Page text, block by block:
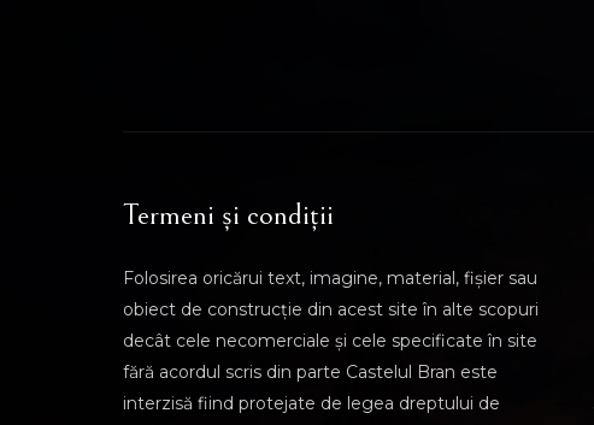
Termeni și condiții
Folosirea oricărui text, imagine, material, fișier sau
obiect de construcție din acest site în alte scopuri
decât cele necomerciale și cele specificate în site
fără acordul scris din parte Castelul Bran este
interzisă fiind protejate de legea dreptului de